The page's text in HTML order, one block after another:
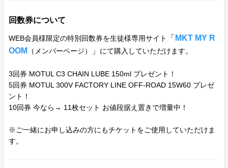
回数券について
WEB会員様限定の特別回数券を生徒様専用サイト 「 MKT MY R
OOM
（メンバーページ） 」 にて購入していただけます。
3回券 MOTUL C3 CHAIN LUBE 150ml プレゼント！
5回券 MOTUL 300V FACTORY LINE OFF-ROAD 15W60 プレゼ
ント！
10回券 今なら→ 11枚セット お値段据え置きで増量中！
※ご一緒にお申し込みの方にもチケットをご使用していただけま
す。